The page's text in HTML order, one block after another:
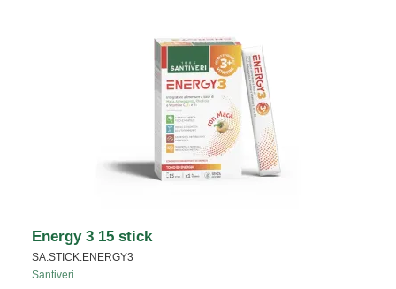
Energy 3 15 stick
SA.STICK.ENERGY3
Santiveri